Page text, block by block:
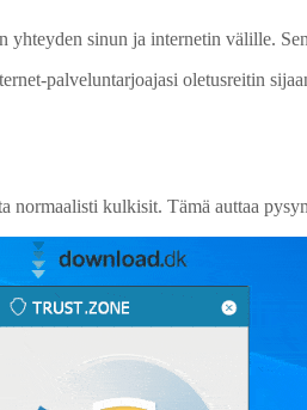
sinun ja internetin välille.
palveluntarjoajasi oletusreitin
kulkisit. Tämä auttaa